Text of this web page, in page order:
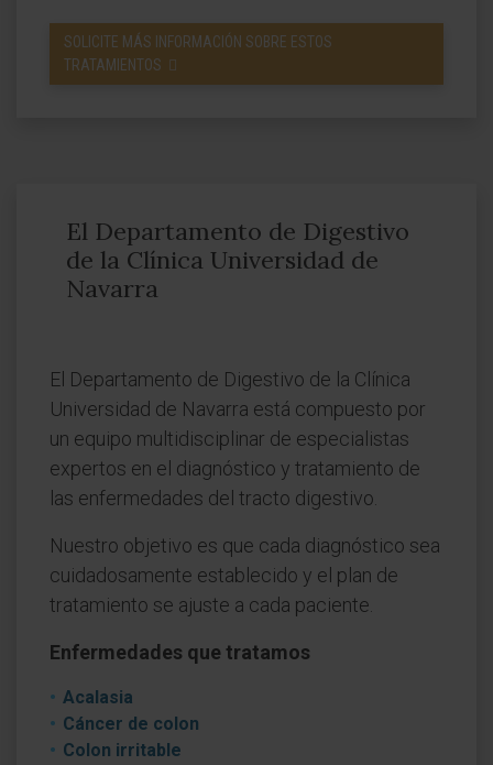
SOLICITE MÁS INFORMACIÓN SOBRE ESTOS
TRATAMIENTOS
El Departamento de Digestivo
de la Clínica Universidad de
Navarra
El Departamento de Digestivo de la Clínica
Universidad de Navarra está compuesto por
un equipo multidisciplinar de especialistas
expertos en el diagnóstico y tratamiento de
las enfermedades del tracto digestivo.
Nuestro objetivo es que cada diagnóstico sea
cuidadosamente establecido y el plan de
tratamiento se ajuste a cada paciente.
Enfermedades que tratamos
Acalasia
Cáncer de colon
Colon irritable